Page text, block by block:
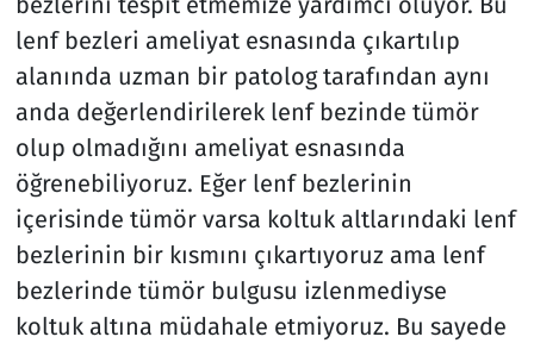
lenf bezleri ameliyat esnasında çıkartılıp
alanında uzman bir patolog tarafından aynı
anda değerlendirilerek lenf bezinde tümör
olup olmadığını ameliyat esnasında
öğrenebiliyoruz. Eğer lenf bezlerinin
içerisinde tümör varsa koltuk altlarındaki lenf
bezlerinin bir kısmını çıkartıyoruz ama lenf
bezlerinde tümör bulgusu izlenmediyse
koltuk altına müdahale etmiyoruz. Bu sayede